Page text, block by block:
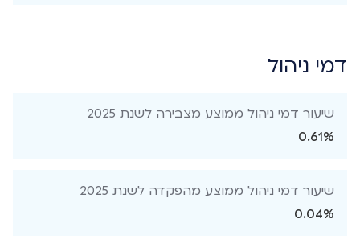
דמי ניהול
שיעור דמי ניהול ממוצע מצבירה לשנת 2025
0.61%
שיעור דמי ניהול ממוצע מהפקדה לשנת 2025
0.04%